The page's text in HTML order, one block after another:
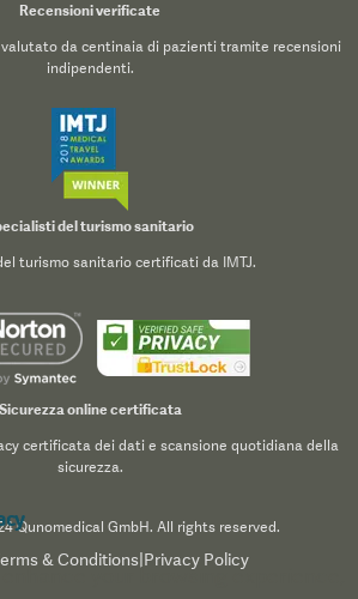
Recensioni verificate
valutato da centinaia di pazienti tramite recensioni
indipendenti.
del turismo sanitario
turismo sanitario certificati da IMTJ.
Sicurezza online certificata
certificata dei dati e scansione quotidiana della
sicurezza.
Qunomedical GmbH. All rights reserved.
& Conditions Privacy Policy
your browsing experience,